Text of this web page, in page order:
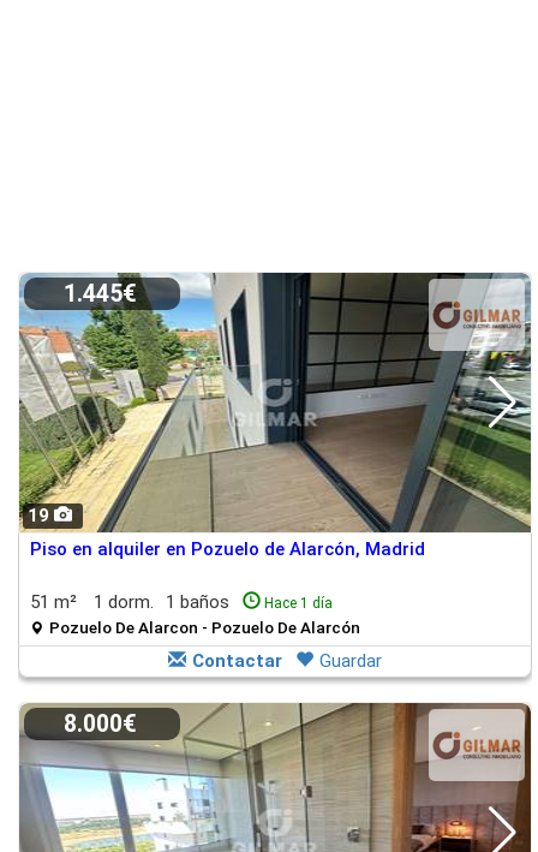
19
1.445€
Piso en alquiler en Pozuelo de Alarcón, Madrid
51 m² 1 dorm. 1 baños Hace 1 día
Pozuelo De Alarcon - Pozuelo De Alarcón
Contactar Guardar
8.000€